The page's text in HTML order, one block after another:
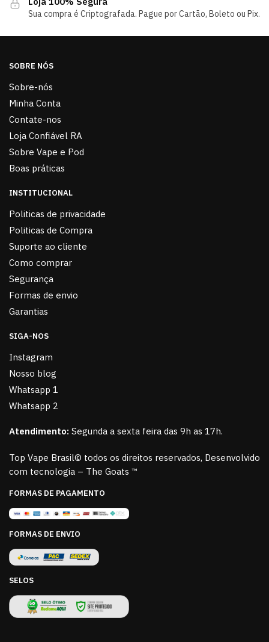
Sua compra é Criptografada. Pague por Cartão, Boleto ou Pix.
SOBRE NÓS
Sobre-nós
Minha Conta
Contate-nos
Loja Confiável RA
Sobre Vape e Pod
Boas práticas
INSTITUCIONAL
Politicas de privacidade
Politicas de Compra
Suporte ao cliente
Como comprar
Segurança
Formas de envio
Garantias
SIGA-NOS
Instagram
Nosso blog
Whatsapp 1
Whatsapp 2
Atendimento: Segunda a sexta feira das 9h as 17h.
Top Vape Brasil© todos os direitos reservados, Desenvolvido
com tecnologia – The Goats ™
FORMAS DE PAGAMENTO
FORMAS DE ENVIO
SELOS